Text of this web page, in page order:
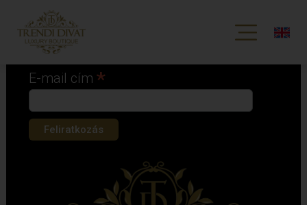
Iratkozz fel hírlevelünkre!
*
E-mail cím*